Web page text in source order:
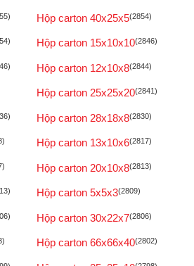
Hộp carton 40x25x5(2854)
Hộp carton 15x10x10(2846)
Hộp carton 12x10x8(2844)
Hộp carton 25x25x20(2841)
Hộp carton 28x18x8(2830)
Hộp carton 13x10x6(2817)
Hộp carton 20x10x8(2813)
Hộp carton 5x5x3(2809)
Hộp carton 30x22x7(2806)
Hộp carton 66x66x40(2802)